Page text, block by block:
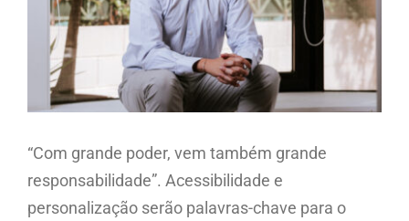
“Com grande poder, vem também grande
responsabilidade”. Acessibilidade e
personalização serão palavras-chave para o